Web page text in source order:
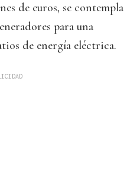
de euros, se contempla
para una
de energía eléctrica.